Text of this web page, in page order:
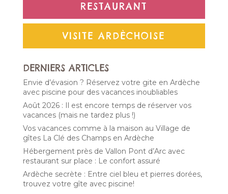
RESTAURANT
VISITE ARDÈCHOISE
DERNIERS ARTICLES
Envie d’évasion ? Réservez votre gite en Ardèche
avec piscine pour des vacances inoubliables
Août 2026 : Il est encore temps de réserver vos
vacances (mais ne tardez plus !)
Vos vacances comme à la maison au Village de
gîtes La Clé des Champs en Ardèche
Hébergement près de Vallon Pont d’Arc avec
restaurant sur place : Le confort assuré
Ardèche secrète : Entre ciel bleu et pierres dorées,
trouvez votre gîte avec piscine!